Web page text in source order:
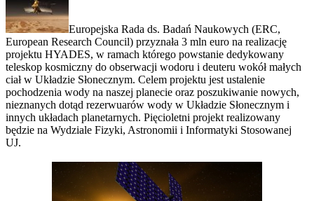
Europejska Rada ds. Badań Naukowych (ERC,
European Research Council) przyznała 3 mln euro na realizację
projektu HYADES, w ramach którego powstanie dedykowany
teleskop kosmiczny do obserwacji wodoru i deuteru wokół małych
ciał w Układzie Słonecznym. Celem projektu jest ustalenie
pochodzenia wody na naszej planecie oraz poszukiwanie nowych,
nieznanych dotąd rezerwuarów wody w Układzie Słonecznym i
innych układach planetarnych. Pięcioletni projekt realizowany
będzie na Wydziale Fizyki, Astronomii i Informatyki Stosowanej
UJ.